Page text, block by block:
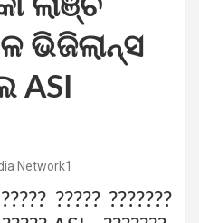
ଲାଞ୍ଚ
ଭିଜିଲାନ୍ସ
ASI
Network1
????? ???????